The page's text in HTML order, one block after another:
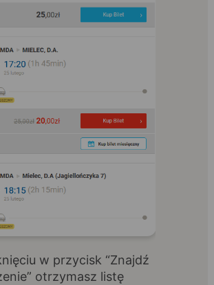
w przycisk “Znajdź
otrzymasz listę